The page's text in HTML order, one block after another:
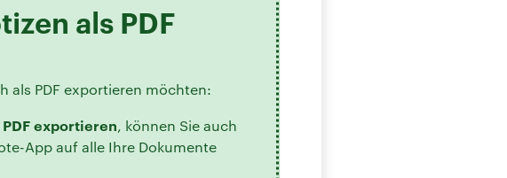
als PDF
als PDF exportieren möchten:
exportieren, können Sie auch
App auf alle Ihre Dokumente